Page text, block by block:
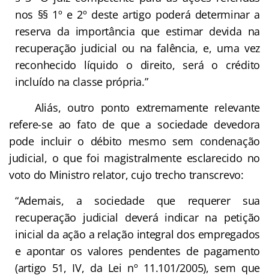
nos §§ 1º e 2º deste artigo poderá determinar a
reserva da importância que estimar devida na
recuperação judicial ou na falência, e, uma vez
reconhecido líquido o direito, será o crédito
incluído na classe própria.”
Aliás, outro ponto extremamente relevante
refere-se ao fato de que a sociedade devedora
pode incluir o débito mesmo sem condenação
judicial, o que foi magistralmente esclarecido no
voto do Ministro relator, cujo trecho transcrevo:
“Ademais, a sociedade que requerer sua
recuperação judicial deverá indicar na petição
inicial da ação a relação integral dos empregados
e apontar os valores pendentes de pagamento
(artigo 51, IV, da Lei nº 11.101/2005), sem que